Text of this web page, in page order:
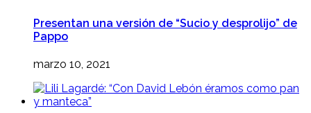
Presentan una versión de “Sucio y desprolijo” de
Pappo
marzo 10, 2021